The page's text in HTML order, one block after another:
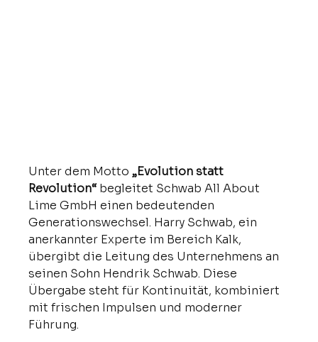
Unter dem Motto „Evolution statt
Revolution“ begleitet Schwab All About
Lime GmbH einen bedeutenden
Generationswechsel. Harry Schwab, ein
anerkannter Experte im Bereich Kalk,
übergibt die Leitung des Unternehmens an
seinen Sohn Hendrik Schwab. Diese
Übergabe steht für Kontinuität, kombiniert
mit frischen Impulsen und moderner
Führung.